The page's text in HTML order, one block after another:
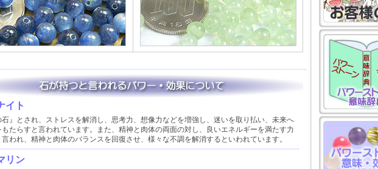
イト
石』とされ、ストレスを解消し、思考力、想像力などを増強し、迷いを取り払い、未来へ
たらすと言われています。また、精神と肉体の両面の対し、良いエネルギーを満たす力
われ、精神と肉体のバランスを回復させ、様々な不調を解消するといわれています。
リン